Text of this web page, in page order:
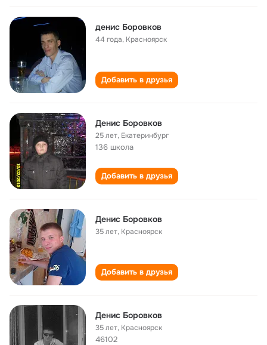
денис Боровков
44 года, Красноярск
Добавить в друзья
Денис Боровков
25 лет, Екатеринбург
136 школа
Добавить в друзья
Денис Боровков
35 лет, Красноярск
Добавить в друзья
Денис Боровков
35 лет, Красноярск
46102